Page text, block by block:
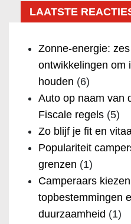
LAATSTE
Zonne-energie:
ontwikkelingen om
houden (6)
Auto op naam van
Fiscale regels (5)
Zo blijf je fit en
Populariteit
grenzen (1)
Camperaars
topbestemmingen
duurzaamheid (1)